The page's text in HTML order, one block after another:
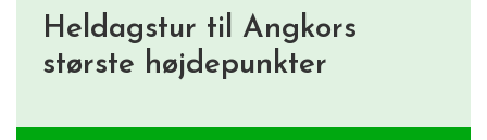
Heldagstur til Angkors
største højdepunkter